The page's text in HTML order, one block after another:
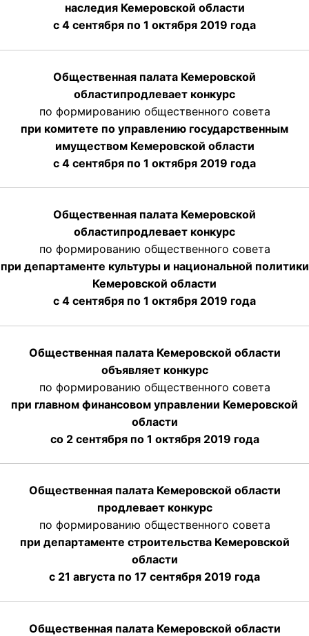
наследия Кемеровской области
с 4 сентября по 1 октября 2019 года
Общественная палата Кемеровской
областипродлевает конкурс
по формированию общественного совета
при комитете по управлению государственным
имуществом Кемеровской области
с 4 сентября по 1 октября 2019 года
Общественная палата Кемеровской
областипродлевает конкурс
по формированию общественного совета
при департаменте культуры и национальной политики
Кемеровской области
с 4 сентября по 1 октября 2019 года
Общественная палата Кемеровской области
объявляет конкурс
по формированию общественного совета
при главном финансовом управлении Кемеровской
области
со 2 сентября по 1 октября 2019 года
Общественная палата Кемеровской области
продлевает конкурс
по формированию общественного совета
при департаменте строительства Кемеровской
области
с 21 августа по 17 сентября 2019 года
Общественная палата Кемеровской области